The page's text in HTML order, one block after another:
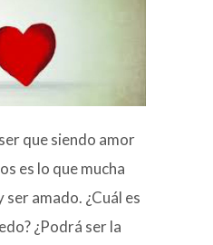
que siendo amor
es lo que mucha
amado. ¿Cuál es
¿Podrá ser la